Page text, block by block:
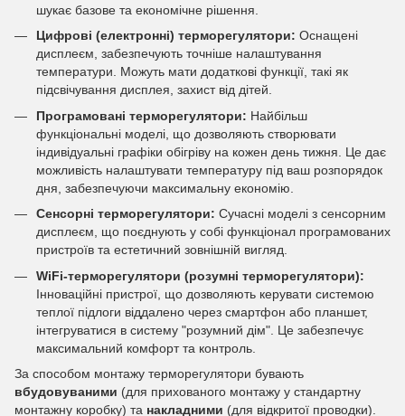
шукає базове та економічне рішення.
Цифрові (електронні) терморегулятори: Оснащені
дисплеєм, забезпечують точніше налаштування
температури. Можуть мати додаткові функції, такі як
підсвічування дисплея, захист від дітей.
Програмовані терморегулятори: Найбільш
функціональні моделі, що дозволяють створювати
індивідуальні графіки обігріву на кожен день тижня. Це дає
можливість налаштувати температуру під ваш розпорядок
дня, забезпечуючи максимальну економію.
Сенсорні терморегулятори: Сучасні моделі з сенсорним
дисплеєм, що поєднують у собі функціонал програмованих
пристроїв та естетичний зовнішній вигляд.
WiFi-терморегулятори (розумні терморегулятори):
Інноваційні пристрої, що дозволяють керувати системою
теплої підлоги віддалено через смартфон або планшет,
інтегруватися в систему "розумний дім". Це забезпечує
максимальний комфорт та контроль.
За способом монтажу терморегулятори бувають
вбудовуваними (для прихованого монтажу у стандартну
монтажну коробку) та накладними (для відкритої проводки).